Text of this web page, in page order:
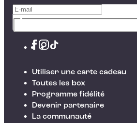
Utiliser une carte cadeau
Toutes les box
Programme fidélité
Devenir partenaire
La communauté